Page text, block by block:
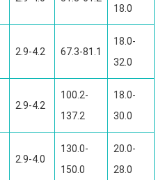
18.0
2.9-4.2 67.3-81.1
18.0-
32.0
2.9-4.2
100.2-
137.2
18.0-
30.0
2.9-4.0
130.0-
150.0
20.0-
28.0